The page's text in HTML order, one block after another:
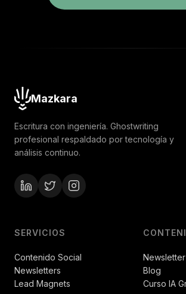
Mazkara
Escritura con ingeniería. Ghostwriting
profesional respaldado por tecnología y
análisis continuo.
SERVICIOS
Contenido Social
Newsletters
Lead Magnets
Newsletter
Blog
Curso IA